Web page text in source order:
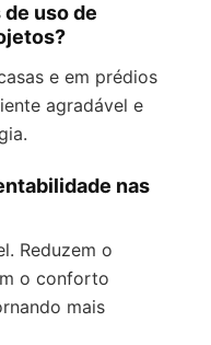
uso de
e em prédios
agradável e
nas
Reduzem o
o conforto
mais